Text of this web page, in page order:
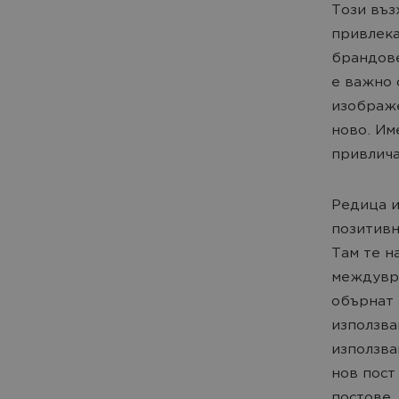
Този
е важно
ново.
Редица
Там те
обърнат
нов